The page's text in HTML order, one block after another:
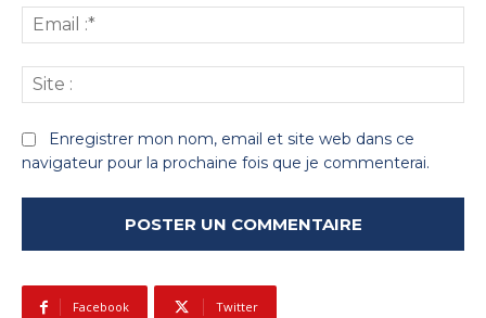
:*
:
Enregistrer mon nom, email et site web dans ce
navigateur pour la prochaine fois que je commenterai.
Facebook Twitter